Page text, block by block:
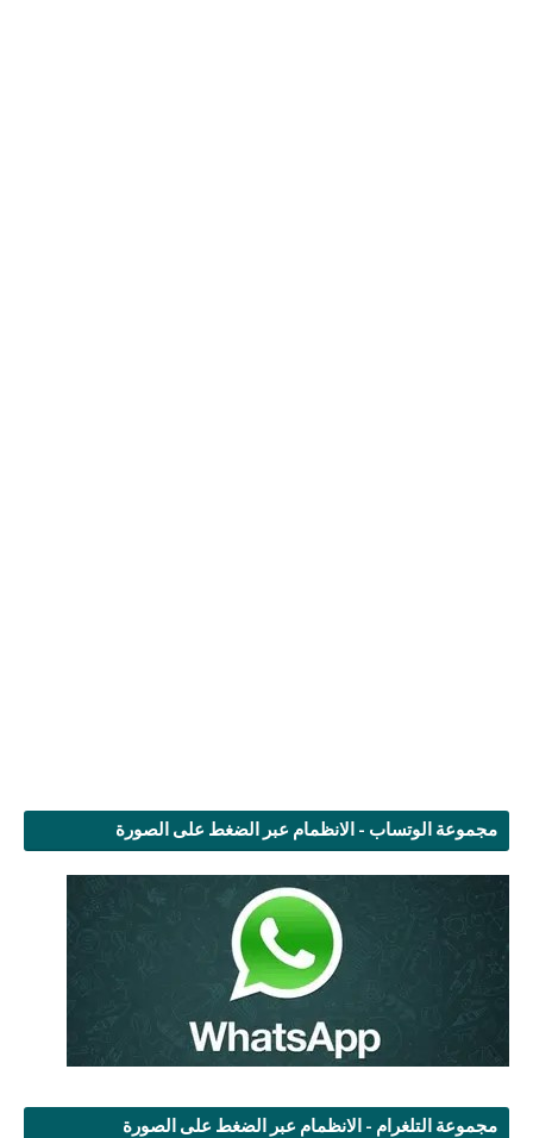
مجموعة الوتساب - الانظمام عبر الضغط على الصورة
مجموعة التلغرام - الانظمام عبر الضغط على الصورة